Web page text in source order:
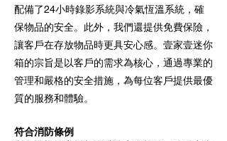
配備了24小時錄影系統與冷氣恆溫系統，確
保物品的安全。此外，我們還提供免費保險，
讓客戶在存放物品時更具安心感。壹家壹迷你
箱的宗旨是以客戶的需求為核心，通過專業的
管理和嚴格的安全措施，為每位客戶提供最優
質的服務和體驗。
符合消防條例